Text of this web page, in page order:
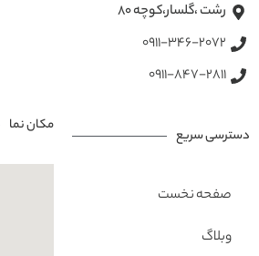
رشت ،گلسار،کوچه ۸۰
0911-346-2072
0911-847-2811
دسترسی سریع
صفحه نخست
وبلاگ
مکان نما